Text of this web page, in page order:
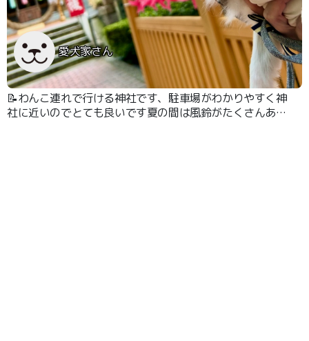
愛犬家さん
📝わんこ連れで行ける神社です、駐車場がわかりやすく神
社に近いのでとても良いです夏の間は風鈴がたくさんあっ